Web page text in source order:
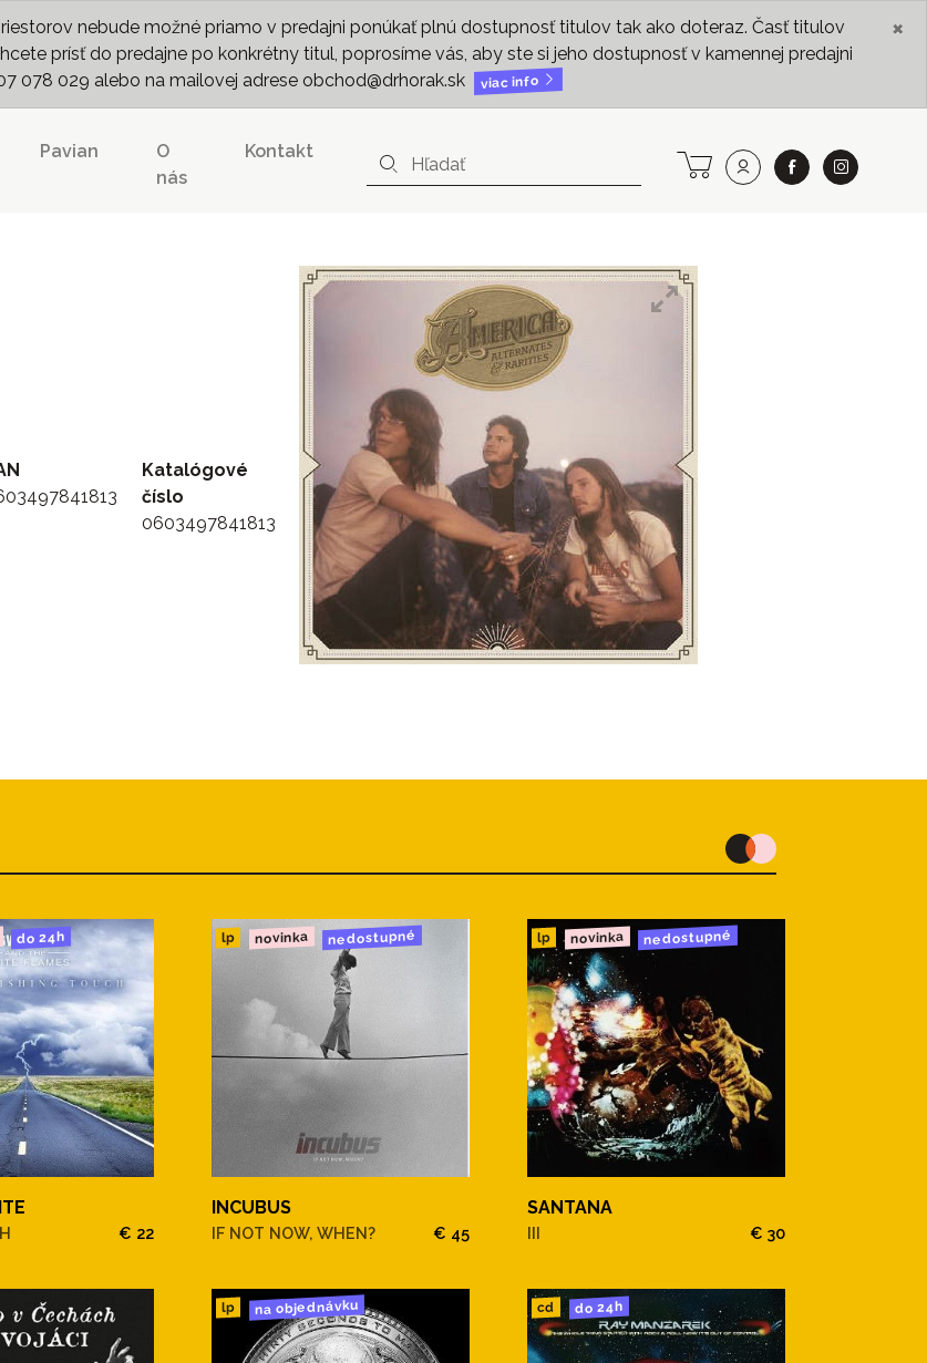
nebude možné priamo v predajni ponúkať plnú dostupnosť titulov tak ako doteraz. Časť titulov
prísť do predajne po konkrétny titul, poprosíme vás, aby ste si jeho dostupnosť v kamennej predajni
078 029 alebo na mailovej adrese obchod@drhorak.sk
viac info
×
Pavian
O
nás
Kontakt
Katalógové
číslo
0603497841813
do 24h
€ 22
lp novinka nedostupné
INCUBUS
IF NOT NOW, WHEN? € 45
lp novinka nedostupné
SANTANA
III € 30
lp na objednávku cd do 24h